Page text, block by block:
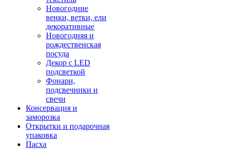
Новогодние
венки, ветки, ели
декоративные
Новогодняя и
рождественская
посуда
Декор с LED
подсветкой
Фонари,
подсвечники и
свечи
Консервация и
заморозка
Открытки и подарочная
упаковка
Пасха